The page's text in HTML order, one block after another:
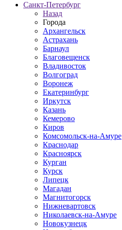
Санкт-Петербург
Назад
Города
Архангельск
Астрахань
Барнаул
Благовещенск
Владивосток
Волгоград
Воронеж
Екатеринбург
Иркутск
Казань
Кемерово
Киров
Комсомольск-на-Амуре
Краснодар
Красноярск
Курган
Курск
Липецк
Магадан
Магнитогорск
Нижневартовск
Николаевск-на-Амуре
Новокузнецк